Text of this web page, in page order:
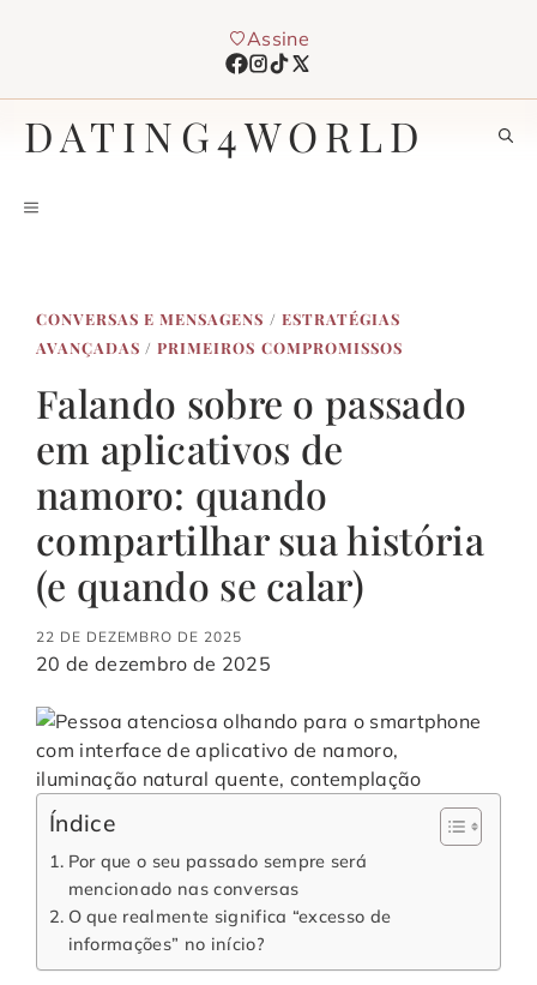
conteúdo
Assine
DATING4WORLD
MENU
CONVERSAS E MENSAGENS / ESTRATÉGIAS
AVANÇADAS /PRIMEIROS COMPROMISSOS
Falando sobre o passado
em aplicativos de
namoro: quando
compartilhar sua história
(e quando se calar)
22 DE DEZEMBRO DE 2025
20 de dezembro de 2025
Índice
Por que o seu passado sempre será
mencionado nas conversas
O que realmente significa “excesso de
informações” no início?